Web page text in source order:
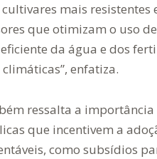
mais resistentes
que otimizam o uso
da água e dos
enfatiza.
ressalta a importância
que incentivem a
como subsídios